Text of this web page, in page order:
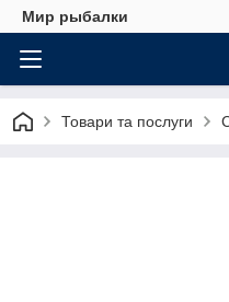
Мир рыбалки
Товари та послуги